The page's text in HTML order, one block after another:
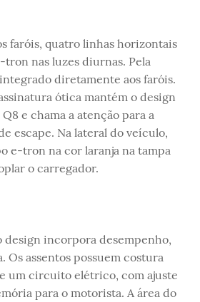
faróis, quatro linhas horizontais
nas luzes diurnas. Pela
diretamente aos faróis.
ótica mantém o design
e chama a atenção para a
escape. Na lateral do veículo,
e-tron na cor laranja na tampa
o carregador.
design incorpora desempenho,
Os assentos possuem costura
um circuito elétrico, com ajuste
para o motorista. A área do